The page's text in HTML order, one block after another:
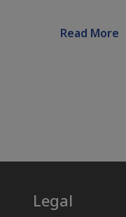
Read More
Legal